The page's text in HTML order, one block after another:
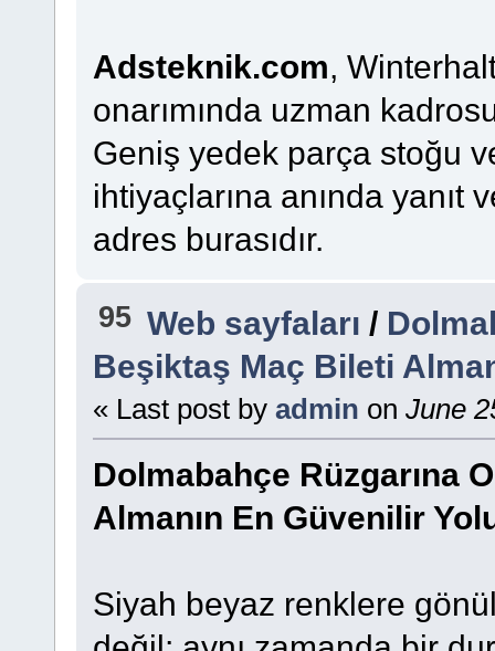
Adsteknik.com,
onarımında uzman
Geniş yedek parça stoğu
ihtiyaçlarına anında
adres burasıdır.
95 Web sayfaları /
Beşiktaş Maç Bileti
« Last post by admin on June
Dolmabahçe Rüzgarına
Almanın En Güvenilir
Siyah beyaz renklere